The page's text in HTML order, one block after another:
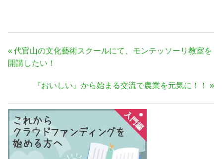
投
稿
ゲ
ー
シ
ョ
ン
前
の
代官山の文化藝術スクールにて、モンテッソーリ教室を
開講したい！
次
記
事:
『おいしい』から始まる交流で農業を元気に！！